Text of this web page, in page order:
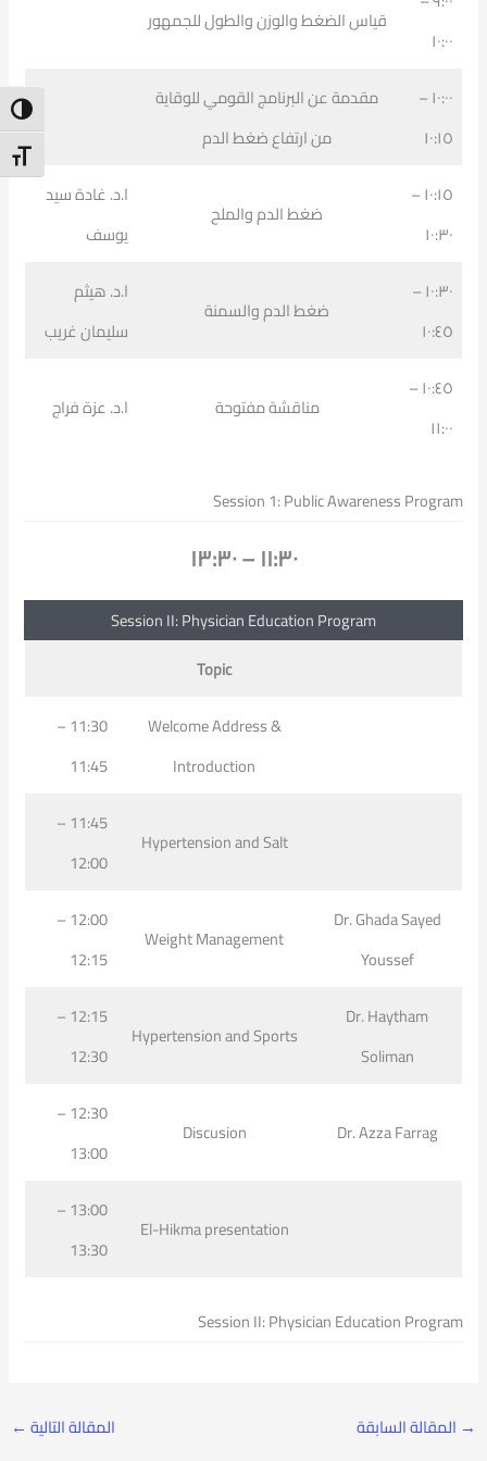
١٠:٠٠
قياس الضغط والوزن والطول للجمهور
١٠:٠٠ –
١٠:١٥
مقدمة عن البرنامج القومي للوقاية
من ارتفاع ضغط الدم
١٠:١٥ –
١٠:٣٠
ضغط الدم والملح
ا.د. غادة سيد
يوسف
١٠:٣٠ –
١٠:٤٥
ضغط الدم والسمنة
ا.د. هيثم
سليمان غريب
١٠:٤٥ –
١١:٠٠
مناقشة مفتوحة ا.د. عزة فراج
Session 1: Public Awareness Program
١١:٣٠ – ١٣:٣٠
Session II: Physician Education Program
Topic
Welcome Address &
Introduction
11:30 –
11:45
Hypertension and Salt
11:45 –
12:00
Dr. Ghada Sayed
Youssef
Weight Management
12:00 –
12:15
Dr. Haytham
Soliman
Hypertension and Sports
12:15 –
12:30
Dr. Azza Farrag
Discusion
12:30 –
13:00
El-Hikma presentation
13:00 –
13:30
Session II: Physician Education Program
→ المقالة السابقة المقالة التالية ←